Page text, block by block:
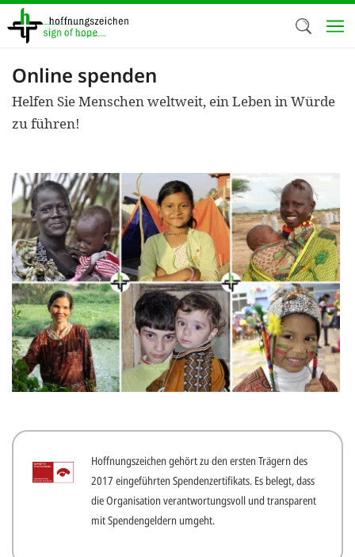
Direkt
zum
Inhalt
Online spenden
Helfen Sie Menschen weltweit, ein Leben in Würde
zu führen!
Hoffnungszeichen gehört zu den ersten Trägern des
2017 eingeführten Spendenzertifikats. Es belegt, dass
die Organisation verantwortungsvoll und transparent
mit Spendengeldern umgeht.
Wir
nutzen
Cookies zu
helfen
Online-